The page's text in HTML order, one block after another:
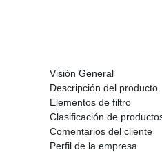
Visión General
Descripción del producto
Elementos de filtro
Clasificación de
Comentarios del cliente
Perfil de la empresa